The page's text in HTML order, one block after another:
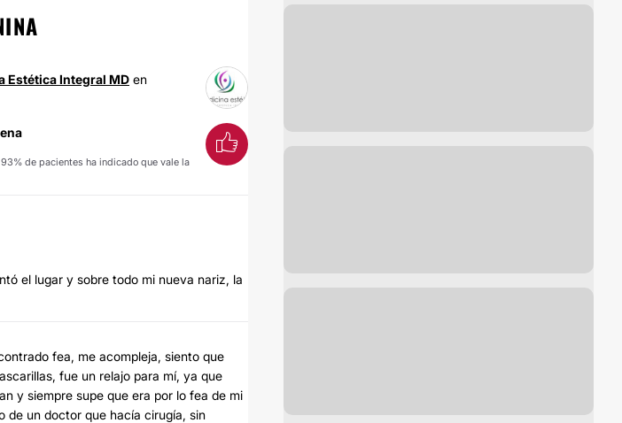
Estética Integral MD en
de pacientes ha indicado que vale la
el lugar y sobre todo mi nueva nariz, la
fea, me acompleja, siento que
fue un relajo para mí, ya que
y siempre supe que era por lo fea de mi
de un doctor que hacía cirugía, sin